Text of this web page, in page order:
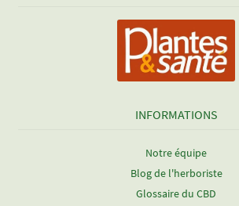
INFORMATIONS
Notre équipe
Blog de l'herboriste
Glossaire du CBD